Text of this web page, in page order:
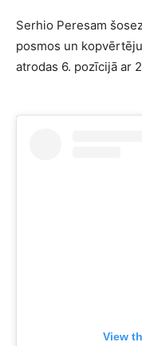
Serhio Peresam
posmos un
atrodas 6. pozīcijā ar
View